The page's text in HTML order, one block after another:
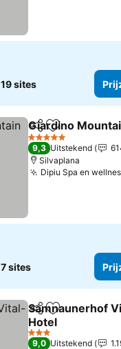
19 sites
DelenToevoegen
Giardino
5 Sterren
9,3 Uitstekend
Silvaplana
Dipiu Spa en
7 sites
DelenToevoegen
Samnaunerhof
Hotel
Prijzen bekijken
3 Sterren
9,0 Uitstekend